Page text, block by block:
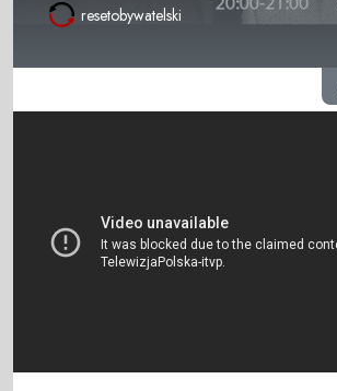
resetobywatelski